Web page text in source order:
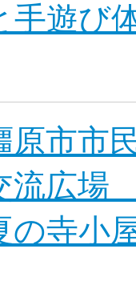
情報
手遊び
原市市
流広場
の寺小